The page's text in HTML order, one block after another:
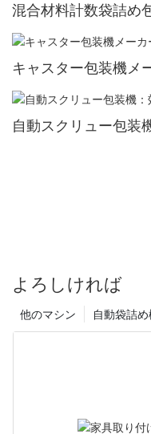
混合材料計数袋詰め
キャスター包装機メ
自動スクリュー包装
よろしければ
自動袋詰
他のマシン